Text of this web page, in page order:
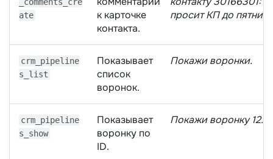
ate
к карточке
контакта.
просит КП до
crm_pipeline
s_list
Показывает
список
воронок.
Покажи воронки.
crm_pipeline
s_show
Показывает
воронку по
ID.
Покажи воронку 12.